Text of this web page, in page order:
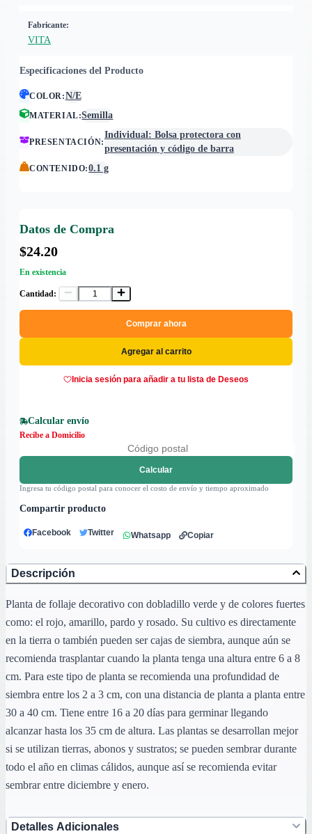
Fabricante:
VITA
Especificaciones del Producto
COLOR:N/E
MATERIAL:Semilla
PRESENTACIÓN:
Individual: Bolsa protectora con
presentación y código de barra
CONTENIDO:0.1 g
Datos de Compra
$24.20
En existencia
Cantidad:
Comprar ahora
Agregar al carrito
Inicia sesión para añadir a tu lista de Deseos
Calcular envío
Recibe a Domicilio
Calcular
Ingresa tu código postal para conocer el costo de envío y tiempo aproximado
Compartir producto
Facebook Twitter Whatsapp Copiar
Descripción
Planta de follaje decorativo con dobladillo verde y de colores fuertes
como: el rojo, amarillo, pardo y rosado. Su cultivo es directamente
en la tierra o también pueden ser cajas de siembra, aunque aún se
recomienda trasplantar cuando la planta tenga una altura entre 6 a 8
cm. Para este tipo de planta se recomienda una profundidad de
siembra entre los 2 a 3 cm, con una distancia de planta a planta entre
30 a 40 cm. Tiene entre 16 a 20 días para germinar llegando
alcanzar hasta los 35 cm de altura. Las plantas se desarrollan mejor
si se utilizan tierras, abonos y sustratos; se pueden sembrar durante
todo el año en climas cálidos, aunque así se recomienda evitar
sembrar entre diciembre y enero.
Detalles Adicionales